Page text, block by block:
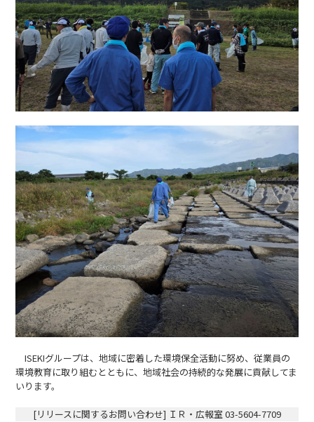
ISEKIグループは、地域に密着した環境保全活動に努め、従業員の
環境教育に取り組むとともに、地域社会の持続的な発展に貢献してま
いります。
[リリースに関するお問い合わせ] ＩＲ・広報室 03-5604-7709